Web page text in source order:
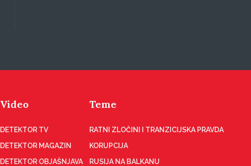
Video
DETEKTOR TV
DETEKTOR MAGAZIN
DETEKTOR OBJAŠNJAVA
Teme
RATNI ZLOČINI I TRANZICIJSKA PRAVDA
KORUPCIJA
RUSIJA NA BALKANU